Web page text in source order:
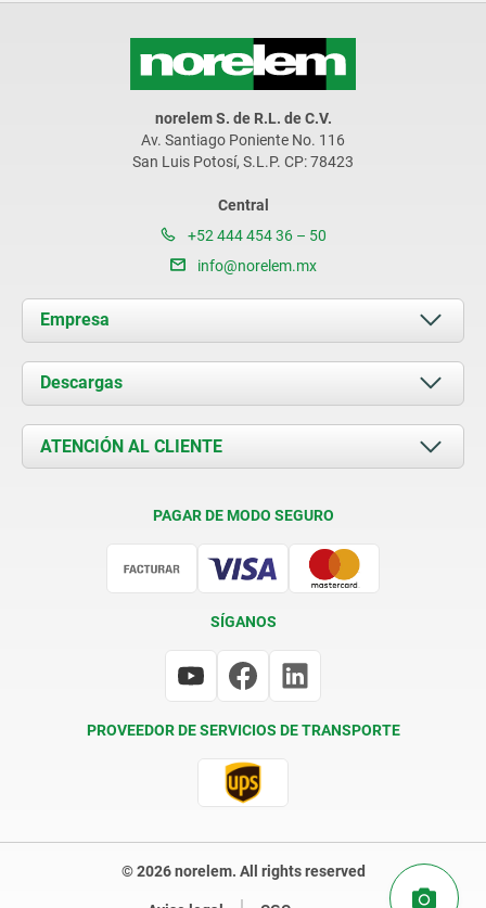
norelem S. de R.L. de C.V.
Av. Santiago Poniente No. 116
San Luis Potosí, S.L.P. CP: 78423
Central
+52 444 454 36 – 50
info@norelem.mx
Empresa
Acerca de nosotros
Novedades
Contacto
Descargas
Documents
ATENCIÓN AL CLIENTE
PAGAR DE MODO SEGURO
SÍGANOS
PROVEEDOR DE SERVICIOS DE TRANSPORTE
© 2026 norelem. All rights reserved